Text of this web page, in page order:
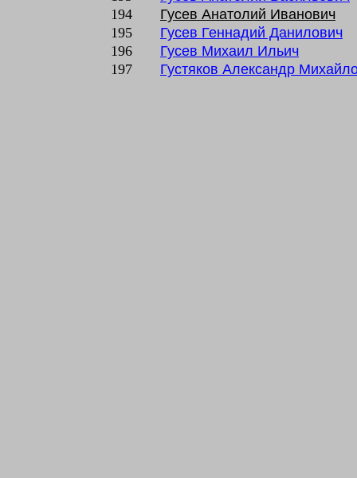
194
Гусев Анатолий Иванович
195
Гусев Геннадий Данилович
196
Гусев Михаил Ильич
197
Густяков Александр